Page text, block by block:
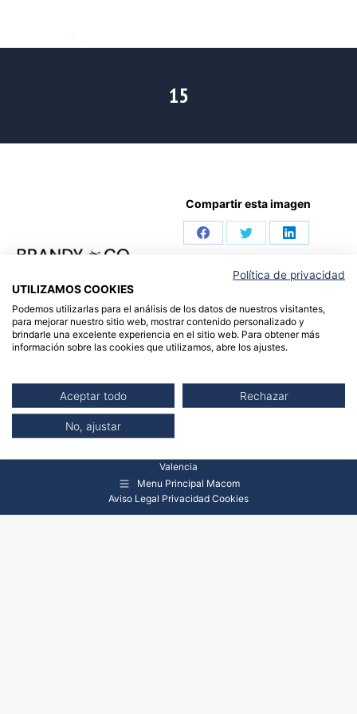
15
Compartir esta imagen
Share Share
on
Share
on
Valencia
Menu Principal Macom
Aviso Legal Privacidad Cookies
Política de privacidad
UTILIZAMOS COOKIES
Podemos utilizarlas para el análisis de los datos de nuestros visitantes,
para mejorar nuestro sitio web, mostrar contenido personalizado y
brindarle una excelente experiencia en el sitio web. Para obtener más
información sobre las cookies que utilizamos, abre los ajustes.
Aceptar todo Rechazar
No, ajustar